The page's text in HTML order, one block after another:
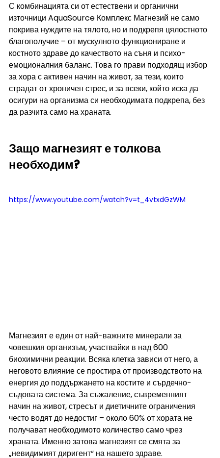
С комбинацията си от естествени и органични
източници AquaSource Комплекс Магнезий не само
покрива нуждите на тялото, но и подкрепя цялостното
благополучие – от мускулното функциониране и
костното здраве до качеството на съня и психо-
емоционалния баланс. Това го прави подходящ избор
за хора с активен начин на живот, за тези, които
страдат от хроничен стрес, и за всеки, който иска да
осигури на организма си необходимата подкрепа, без
да разчита само на храната.
Защо магнезият е толкова
необходим?
https://www.youtube.com/watch?v=t_4vtxdGzWM
Магнезият е един от най-важните минерали за
човешкия организъм, участвайки в над 600
биохимични реакции. Всяка клетка зависи от него, а
неговото влияние се простира от производството на
енергия до поддържането на костите и сърдечно-
съдовата система. За съжаление, съвременният
начин на живот, стресът и диетичните ограничения
често водят до недостиг – около 60% от хората не
получават необходимото количество само чрез
храната. Именно затова магнезият се смята за
„невидимият диригент“ на нашето здраве.